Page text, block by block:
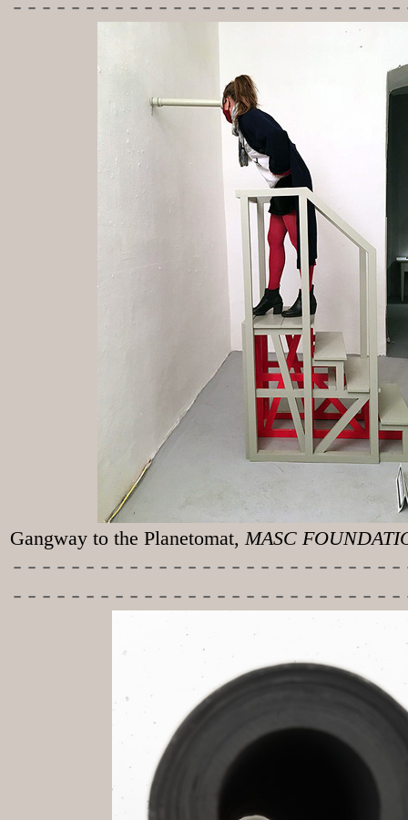
Gangway to the Planetomat, MASC
-----------